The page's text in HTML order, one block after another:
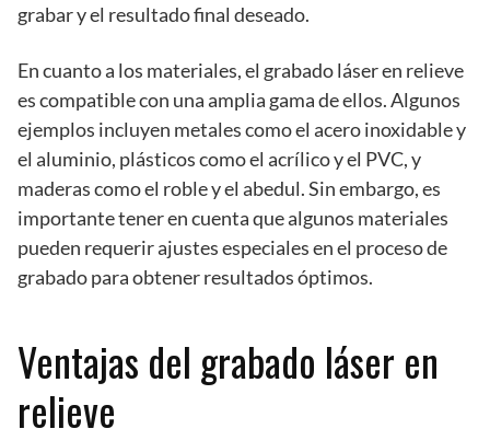
grabar y el resultado final deseado.
En cuanto a los materiales, el grabado láser en relieve
es compatible con una amplia gama de ellos. Algunos
ejemplos incluyen metales como el acero inoxidable y
el aluminio, plásticos como el acrílico y el PVC, y
maderas como el roble y el abedul. Sin embargo, es
importante tener en cuenta que algunos materiales
pueden requerir ajustes especiales en el proceso de
grabado para obtener resultados óptimos.
Ventajas del grabado láser en
relieve